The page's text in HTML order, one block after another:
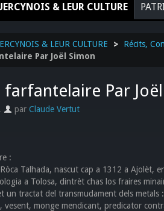
& LEUR CULTURE
& LEUR CULTURE > Récits,
Par Joël Simon
farfantelaire Par
, par Claude Vertut
:
Talhada, nascut cap a 1312 a Ajolèt,
a Tolosa, dintrèt chas los fraires
un tractat del transmudament dels
vesent, monge mendicant, predicator